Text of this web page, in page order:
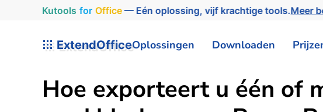
Kutools for Office— Eén oplossing, vijf krachtige tools.Meer
ExtendOfficeOplossingen Downloaden
Hoe exporteert u één of